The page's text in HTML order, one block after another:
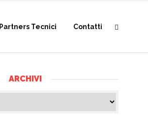
Partners Tecnici Contatti
ARCHIVI